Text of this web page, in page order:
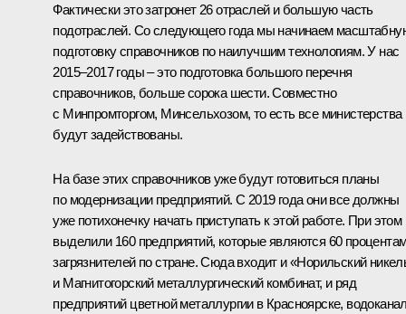
Фактически это затронет 26 отраслей и большую часть
подотраслей. Со следующего года мы начинаем
подготовку справочников по наилучшим технологиям. У нас
2015–2017 годы – это подготовка большого перечня
справочников, больше сорока шести. Совместно
с Минпромторгом, Минсельхозом, то есть все министерства
будут задействованы.
На базе этих справочников уже будут готовиться планы
по модернизации предприятий. С 2019 года они все должны
уже потихонечку начать приступать к этой работе. При
выделили 160 предприятий, которые являются 60
загрязнителей по стране. Сюда входит и «Норильский
и Магнитогорский металлургический комбинат, и ряд
предприятий цветной металлургии в Красноярске,